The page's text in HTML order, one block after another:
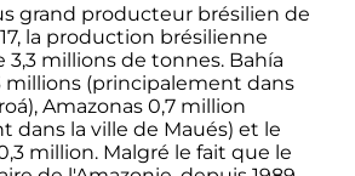
grand producteur brésilien de
la production brésilienne
3,3 millionsde tonnes. Bahía
millions(principalement dans
Amazonas 0,7 million
dans la ville de Maués) et le
million. Malgré le fait que le